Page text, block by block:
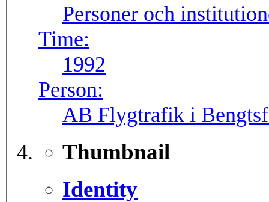
Personer och
Time:
1992
Person:
AB Flygtrafik i
Thumbnail
Identity